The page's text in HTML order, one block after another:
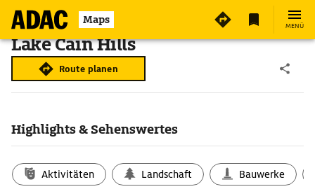
Maps MENÜ
Lake Cain Hills
Route planen
Highlights & Sehenswertes
Aktivitäten Landschaft Bauwerke